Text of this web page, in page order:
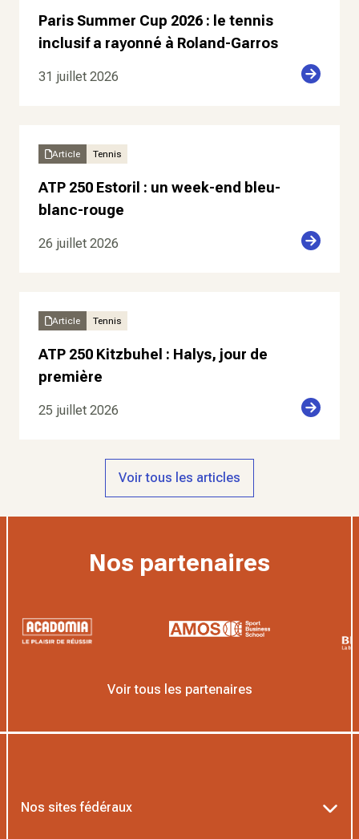
Paris Summer Cup 2026 : le tennis
inclusif a rayonné à Roland-Garros
31 juillet 2026
Article Tennis
ATP 250 Estoril : un week-end bleu-
blanc-rouge
26 juillet 2026
Article Tennis
ATP 250 Kitzbuhel : Halys, jour de
première
25 juillet 2026
Voir tous les articles
Nos partenaires
Voir tous les partenaires
Nos sites fédéraux